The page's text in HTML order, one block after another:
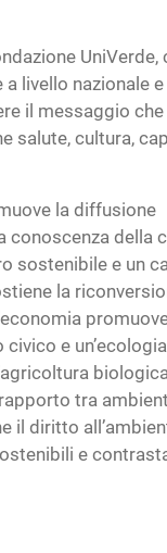
UniVerde,
livello nazionale
il messaggio
salute, cultura,
la diffusione
conoscenza della
sostenibile e un
la
civico e un’ecologia
tra
il diritto
e